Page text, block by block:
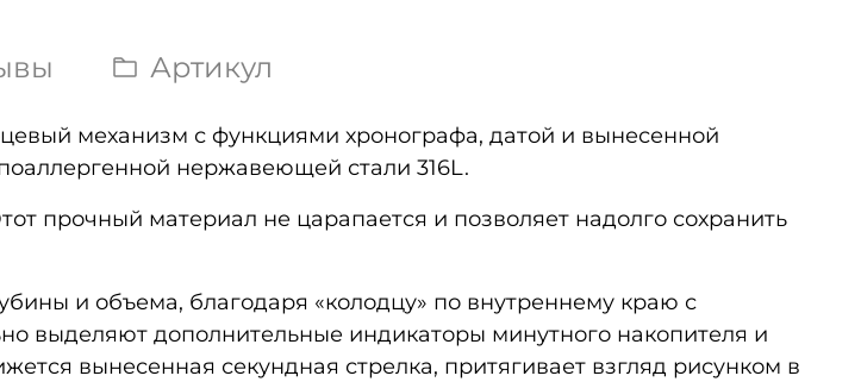
Артикул
механизм с функциями хронографа, датой и вынесенной
нержавеющей стали 316L.
прочный материал не царапается и позволяет надолго сохранить
и объема, благодаря «колодцу» по внутреннему краю с
выделяют дополнительные индикаторы минутного накопителя и
вынесенная секундная стрелка, притягивает взгляд рисунком в